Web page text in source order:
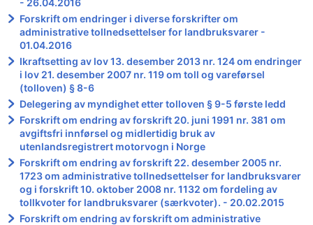
- 26.04.2016
Forskrift om endringer i diverse forskrifter om
administrative tollnedsettelser for landbruksvarer -
01.04.2016
Ikraftsetting av lov 13. desember 2013 nr. 124 om endringer
i lov 21. desember 2007 nr. 119 om toll og vareførsel
(tolloven) § 8-6
Delegering av myndighet etter tolloven § 9-5 første ledd
Forskrift om endring av forskrift 20. juni 1991 nr. 381 om
avgiftsfri innførsel og midlertidig bruk av
utenlandsregistrert motorvogn i Norge
Forskrift om endring av forskrift 22. desember 2005 nr.
1723 om administrative tollnedsettelser for landbruksvarer
og i forskrift 10. oktober 2008 nr. 1132 om fordeling av
tollkvoter for landbruksvarer (særkvoter). - 20.02.2015
Forskrift om endring av forskrift om administrative